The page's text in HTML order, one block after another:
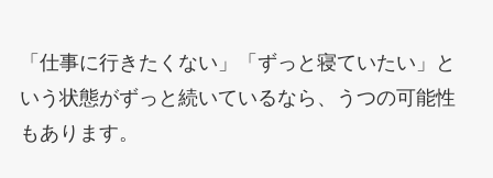
「仕事に行きたくない」「ずっと寝ていたい」と
いう状態がずっと続いているなら、うつの可能性
もあります。